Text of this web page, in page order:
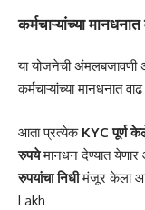
कर्मचाऱ्यांच्या मानधनात
या योजनेची अंमलबजावणी
कर्मचाऱ्यांच्या मानधनात
आता प्रत्येक KYC पूर्ण
रुपयेमानधन देण्यात येणार
रुपयांचा निधीमंजूर केला
Lakh